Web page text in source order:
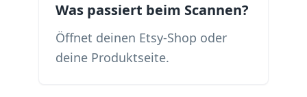
Was passiert beim Scannen?
Öffnet deinen Etsy-Shop oder
deine Produktseite.